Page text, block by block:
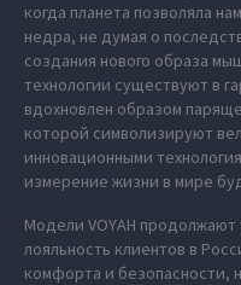
когда планета позволяла
недра, не думая о
создания нового образа
технологии существуют в
вдохновлен образом
которой символизируют
инновационными
измерение жизни в мире
Модели VOYAH
лояльность клиентов в
комфорта и безопасности,